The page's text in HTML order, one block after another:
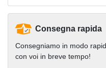
Consegna rapida
Consegniamo in modo
con voi in breve tempo!